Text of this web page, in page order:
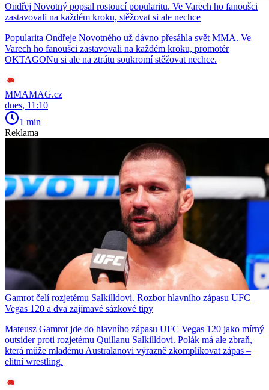
Ondřej Novotný popsal rostoucí popularitu. Ve Varech ho fanoušci
zastavovali na každém kroku, stěžovat si ale nechce
Popularita Ondřeje Novotného už dávno přesáhla svět MMA. Ve
Varech ho fanoušci zastavovali na každém kroku, promotér
OKTAGONu si ale na ztrátu soukromí stěžovat nechce.
MMAMAG.cz
dnes, 11:10
1 min
Reklama
Gamrot čelí rozjetému Salkilldovi. Rozbor hlavního zápasu UFC
Vegas 120 a dva zajímavé sázkové tipy
Mateusz Gamrot jde do hlavního zápasu UFC Vegas 120 jako mírný
outsider proti rozjetému Quillanu Salkilldovi. Polák má ale zbraň,
která může mladému Australanovi výrazně zkomplikovat zápas –
elitní wrestling.